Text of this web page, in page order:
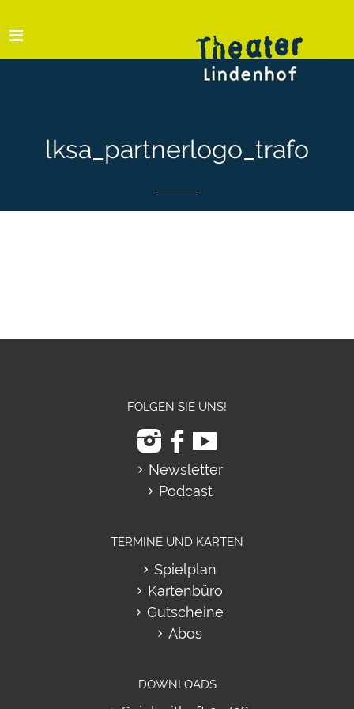
lksa_partnerlogo_trafo
FOLGEN SIE UNS!
Newsletter
Podcast
TERMINE UND KARTEN
Spielplan
Kartenbüro
Gutscheine
Abos
DOWNLOADS